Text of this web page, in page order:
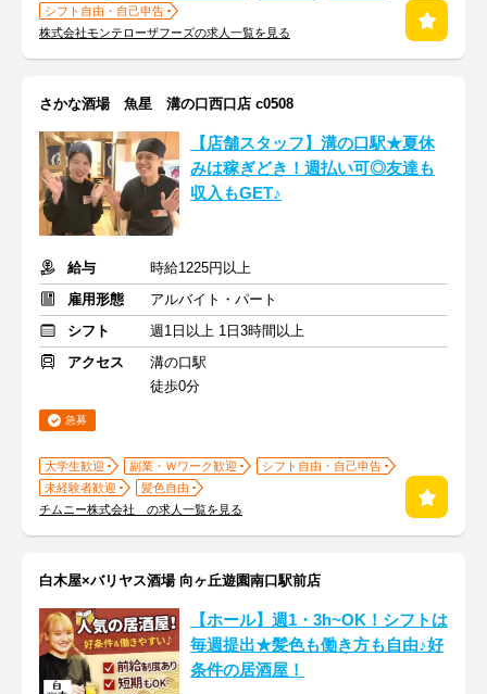
シフト自由・自己申告
株式会社モンテローザフーズの求人一覧を見る
さかな酒場 魚星 溝の口西口店 c0508
【店舗スタッフ】溝の口駅★夏休
みは稼ぎどき！週払い可◎友達も
収入もGET♪
給与
時給1225円以上
雇用形態
アルバイト・パート
シフト
週1日以上 1日3時間以上
アクセス
溝の口駅
徒歩0分
急募
大学生歓迎 副業・Ｗワーク歓迎
シフト自由・自己申告
未経験者歓迎
髪色自由
チムニー株式会社 の求人一覧を見る
白木屋×バリヤス酒場 向ヶ丘遊園南口駅前店
【ホール】週1・3h~OK！シフトは
毎週提出★髪色も働き方も自由♪好
条件の居酒屋！